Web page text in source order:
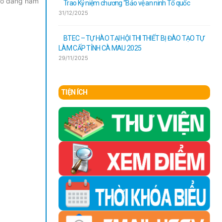
Trao Kỷ niệm chương “Bảo vệ an ninh Tổ quốc
31/12/2025
BTEC – ​TỰ HÀO TẠI HỘI THI THIẾT BỊ ĐÀO TẠO TỰ
LÀM CẤP TỈNH CÀ MAU 2025
29/11/2025
TIỆN ÍCH